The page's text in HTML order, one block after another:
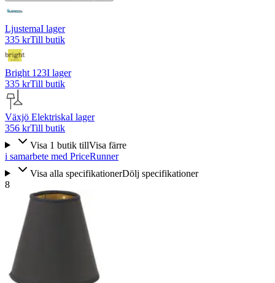
LjustemaI lager
335 krTill butik
Bright 123I lager
335 krTill butik
Växjö ElektriskaI lager
356 krTill butik
Visa 1 butik tillVisa färre
i samarbete med PriceRunner
Visa alla specifikationerDölj specifikationer
8